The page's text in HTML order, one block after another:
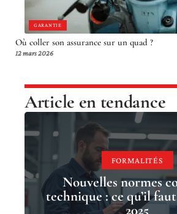
GARANTIE
Où coller son assurance sur un quad ?
12 mars 2026
Article en tendance
FORMALITÉS
Nouvelles normes
technique : ce qu’il
2025